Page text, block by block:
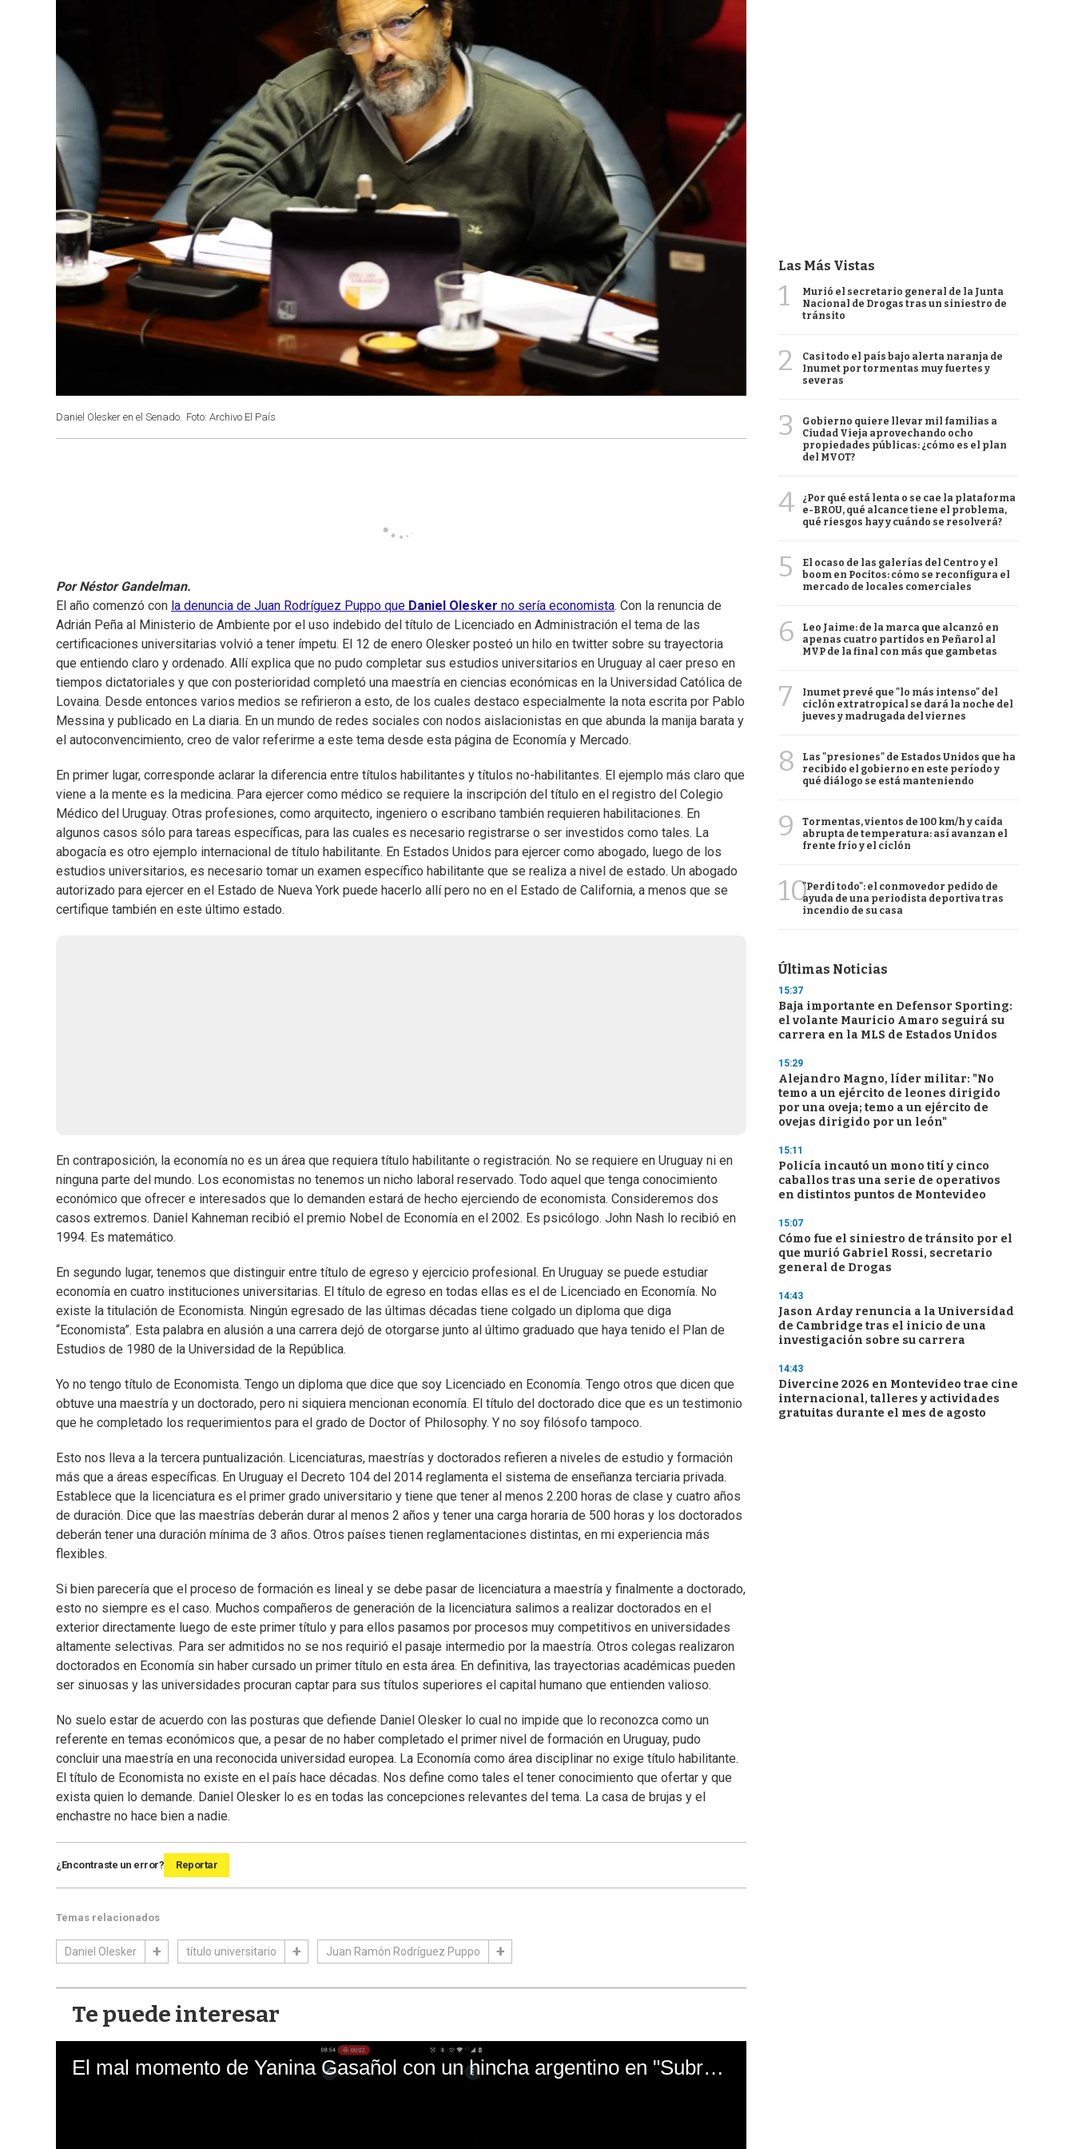
Daniel Olesker en el Senado. Foto: Archivo El País
Por Néstor Gandelman.
El año comenzó con la denuncia de Juan Rodríguez Puppo que Daniel Olesker no sería economista. Con la renuncia de
Adrián Peña al Ministerio de Ambiente por el uso indebido del título de Licenciado en Administración el tema de las
certificaciones universitarias volvió a tener ímpetu. El 12 de enero Olesker posteó un hilo en twitter sobre su trayectoria
que entiendo claro y ordenado. Allí explica que no pudo completar sus estudios universitarios en Uruguay al caer preso en
tiempos dictatoriales y que con posterioridad completó una maestría en ciencias económicas en la Universidad Católica de
Lovaina. Desde entonces varios medios se refirieron a esto, de los cuales destaco especialmente la nota escrita por Pablo
Messina y publicado en La diaria. En un mundo de redes sociales con nodos aislacionistas en que abunda la manija barata y
el autoconvencimiento, creo de valor referirme a este tema desde esta página de Economía y Mercado.
En primer lugar, corresponde aclarar la diferencia entre títulos habilitantes y títulos no-habilitantes. El ejemplo más claro que
viene a la mente es la medicina. Para ejercer como médico se requiere la inscripción del título en el registro del Colegio
Médico del Uruguay. Otras profesiones, como arquitecto, ingeniero o escribano también requieren habilitaciones. En
algunos casos sólo para tareas específicas, para las cuales es necesario registrarse o ser investidos como tales. La
abogacía es otro ejemplo internacional de título habilitante. En Estados Unidos para ejercer como abogado, luego de los
estudios universitarios, es necesario tomar un examen específico habilitante que se realiza a nivel de estado. Un abogado
autorizado para ejercer en el Estado de Nueva York puede hacerlo allí pero no en el Estado de California, a menos que se
certifique también en este último estado.
En contraposición, la economía no es un área que requiera título habilitante o registración. No se requiere en Uruguay ni en
ninguna parte del mundo. Los economistas no tenemos un nicho laboral reservado. Todo aquel que tenga conocimiento
económico que ofrecer e interesados que lo demanden estará de hecho ejerciendo de economista. Consideremos dos
casos extremos. Daniel Kahneman recibió el premio Nobel de Economía en el 2002. Es psicólogo. John Nash lo recibió en
1994. Es matemático.
En segundo lugar, tenemos que distinguir entre título de egreso y ejercicio profesional. En Uruguay se puede estudiar
economía en cuatro instituciones universitarias. El título de egreso en todas ellas es el de Licenciado en Economía. No
existe la titulación de Economista. Ningún egresado de las últimas décadas tiene colgado un diploma que diga
“Economista”. Esta palabra en alusión a una carrera dejó de otorgarse junto al último graduado que haya tenido el Plan de
Estudios de 1980 de la Universidad de la República.
Yo no tengo título de Economista. Tengo un diploma que dice que soy Licenciado en Economía. Tengo otros que dicen que
obtuve una maestría y un doctorado, pero ni siquiera mencionan economía. El título del doctorado dice que es un testimonio
que he completado los requerimientos para el grado de Doctor of Philosophy. Y no soy filósofo tampoco.
Esto nos lleva a la tercera puntualización. Licenciaturas, maestrías y doctorados refieren a niveles de estudio y formación
más que a áreas específicas. En Uruguay el Decreto 104 del 2014 reglamenta el sistema de enseñanza terciaria privada.
Establece que la licenciatura es el primer grado universitario y tiene que tener al menos 2.200 horas de clase y cuatro años
de duración. Dice que las maestrías deberán durar al menos 2 años y tener una carga horaria de 500 horas y los doctorados
deberán tener una duración mínima de 3 años. Otros países tienen reglamentaciones distintas, en mi experiencia más
flexibles.
Si bien parecería que el proceso de formación es lineal y se debe pasar de licenciatura a maestría y finalmente a doctorado,
esto no siempre es el caso. Muchos compañeros de generación de la licenciatura salimos a realizar doctorados en el
exterior directamente luego de este primer título y para ellos pasamos por procesos muy competitivos en universidades
altamente selectivas. Para ser admitidos no se nos requirió el pasaje intermedio por la maestría. Otros colegas realizaron
doctorados en Economía sin haber cursado un primer título en esta área. En definitiva, las trayectorias académicas pueden
ser sinuosas y las universidades procuran captar para sus títulos superiores el capital humano que entienden valioso.
No suelo estar de acuerdo con las posturas que defiende Daniel Olesker lo cual no impide que lo reconozca como un
referente en temas económicos que, a pesar de no haber completado el primer nivel de formación en Uruguay, pudo
concluir una maestría en una reconocida universidad europea. La Economía como área disciplinar no exige título habilitante.
El título de Economista no existe en el país hace décadas. Nos define como tales el tener conocimiento que ofertar y que
exista quien lo demande. Daniel Olesker lo es en todas las concepciones relevantes del tema. La casa de brujas y el
enchastre no hace bien a nadie.
¿Encontraste un error? Reportar
Temas relacionados
Daniel Olesker título universitario Juan Ramón Rodríguez Puppo
Te puede interesar
El mal momento de Yanina Gasañol con un hincha argentino en "Subrayado"
Las Más Vistas
1
Murió el secretario general de la Junta
Nacional de Drogas tras un siniestro de
tránsito
2
Casi todo el país bajo alerta naranja de
Inumet por tormentas muy fuertes y
severas
3
Gobierno quiere llevar mil familias a
Ciudad Vieja aprovechando ocho
propiedades públicas: ¿cómo es el plan
del MVOT?
4
¿Por qué está lenta o se cae la plataforma
e-BROU, qué alcance tiene el problema,
qué riesgos hay y cuándo se resolverá?
5
El ocaso de las galerías del Centro y el
boom en Pocitos: cómo se reconfigura el
mercado de locales comerciales
6
Leo Jaime: de la marca que alcanzó en
apenas cuatro partidos en Peñarol al
MVP de la final con más que gambetas
7
Inumet prevé que "lo más intenso" del
ciclón extratropical se dará la noche del
jueves y madrugada del viernes
8
Las "presiones" de Estados Unidos que ha
recibido el gobierno en este período y
qué diálogo se está manteniendo
9
Tormentas, vientos de 100 km/h y caída
abrupta de temperatura: así avanzan el
frente frío y el ciclón
10"Perdí todo": el conmovedor pedido de
ayuda de una periodista deportiva tras
incendio de su casa
Últimas Noticias
15:37
Baja importante en Defensor Sporting:
el volante Mauricio Amaro seguirá su
carrera en la MLS de Estados Unidos
15:29
Alejandro Magno, líder militar: "No
temo a un ejército de leones dirigido
por una oveja; temo a un ejército de
ovejas dirigido por un león"
15:11
Policía incautó un mono tití y cinco
caballos tras una serie de operativos
en distintos puntos de Montevideo
15:07
Cómo fue el siniestro de tránsito por el
que murió Gabriel Rossi, secretario
general de Drogas
14:43
Jason Arday renuncia a la Universidad
de Cambridge tras el inicio de una
investigación sobre su carrera
14:43
Divercine 2026 en Montevideo trae cine
internacional, talleres y actividades
gratuitas durante el mes de agosto